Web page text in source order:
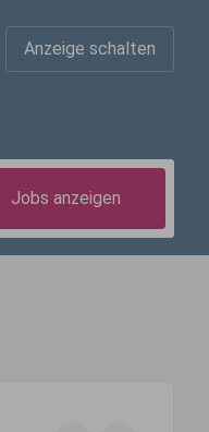
Anzeige schalten
Jobs anzeigen